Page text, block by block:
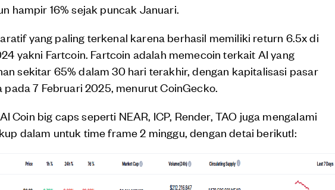
hampir 16% sejak puncak Januari.
yang paling terkenal karena berhasil memiliki return 6.5x di
yakni Fartcoin. Fartcoin adalah memecoin terkait AI yang
sekitar 65% dalam 30 hari terakhir, dengan kapitalisasi pasar
7 Februari 2025, menurut CoinGecko.
Coin big caps seperti NEAR, ICP, Render, TAO juga mengalami
dalam untuk time frame 2 minggu, dengan detai berikutl: